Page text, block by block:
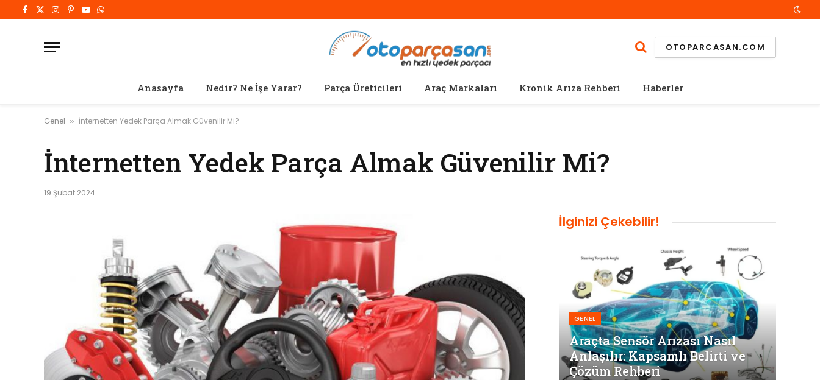
Facebook
X
Instagram
Pinterest'in
YoutubeWhatsApp
OTOPARCASAN.COM
Anasayfa Nedir? Ne İşe Yarar? Parça Üreticileri Araç Markaları Kronik Arıza Rehberi Haberler
Genel » İnternetten Yedek Parça Almak Güvenilir Mi?
İnternetten Yedek Parça Almak Güvenilir Mi?
19 Şubat 2024
İlginizi Çekebilir!
GENEL
Araçta Sensör Arızası Nasıl
Anlaşılır: Kapsamlı Belirti ve
Çözüm Rehberi